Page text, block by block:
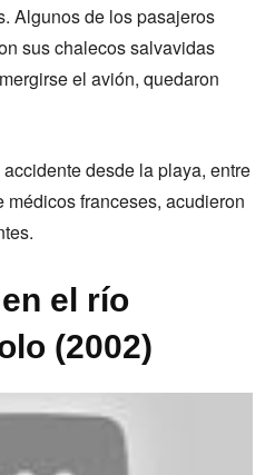
Algunos de los pasajeros
sus chalecos salvavidas
el avión, quedaron
desde la playa, entre
franceses, acudieron
el río
(2002)